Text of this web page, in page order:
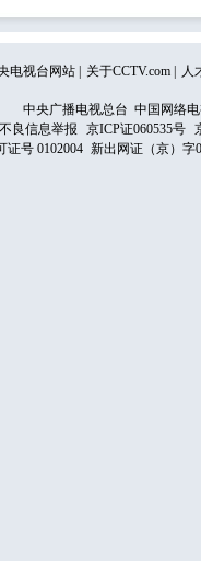
电视台网站 关于CCTV.com 人
中央广播电视总台 中国网络
良信息举报
京ICP证060535号
证号 0102004 新出网证（京）